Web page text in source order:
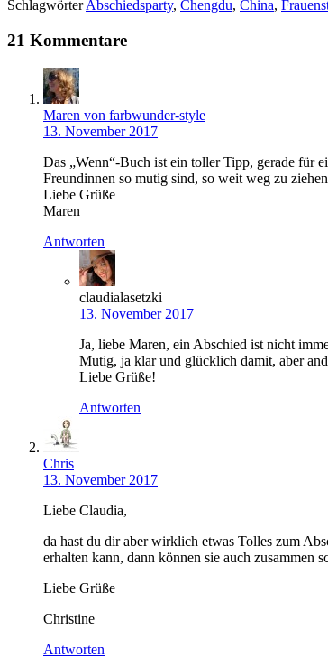
SchlagwörterAbschiedsparty, Chengdu, China,
21 Kommentare
Maren von farbwunder-style
13. November 2017
Das „Wenn“-Buch ist ein toller Tipp, gerade für
Freundinnen so mutig sind, so weit weg zu
Liebe Grüße
Maren
Antworten
claudialasetzki
13. November 2017
Ja, liebe Maren, ein Abschied ist nicht
Mutig, ja klar und glücklich damit, aber
Liebe Grüße!
Antworten
Chris
13. November 2017
Liebe Claudia,
da hast du dir aber wirklich etwas Tolles zum
erhalten kann, dann können sie auch zusammen
Liebe Grüße
Christine
Antworten